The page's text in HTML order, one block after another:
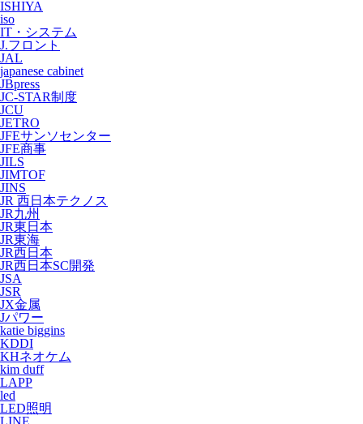
ISHIYA
iso
IT・システム
J.フロント
JAL
japanese cabinet
JBpress
JC-STAR制度
JCU
JETRO
JFEサンソセンター
JFE商事
JILS
JIMTOF
JINS
JR 西日本テクノス
JR九州
JR東日本
JR東海
JR西日本
JR西日本SC開発
JSA
JSR
JX金属
Jパワー
katie biggins
KDDI
KHネオケム
kim duff
LAPP
led
LED照明
LINE